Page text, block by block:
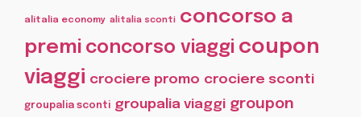
alitalia economy alitalia sconti concorso a
premi concorso viaggi coupon
viaggi crociere promo crociere sconti
groupalia sconti groupalia viaggi groupon